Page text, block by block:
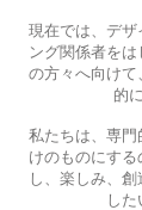
現在では、デザ
ング関係者を
の方々へ向け
的
私たちは、専
けのものにす
し、楽しみ、
した